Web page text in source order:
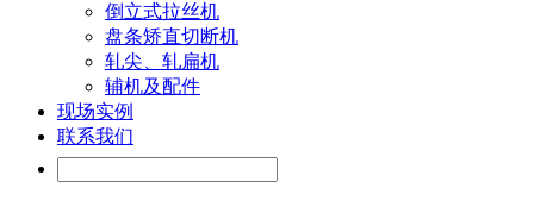
倒立式拉丝机
盘条矫直切断机
轧尖、轧扁机
辅机及配件
现场实例
联系我们